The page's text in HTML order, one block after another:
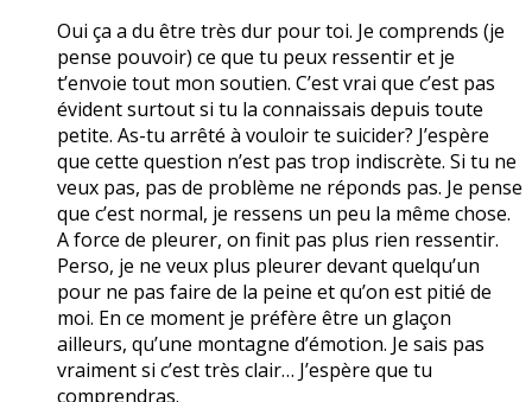
Oui ça a du être très dur pour toi. Je comprends (je
pense pouvoir) ce que tu peux ressentir et je
t’envoie tout mon soutien. C’est vrai que c’est pas
évident surtout si tu la connaissais depuis toute
petite. As-tu arrêté à vouloir te suicider? J’espère
que cette question n’est pas trop indiscrète. Si tu ne
veux pas, pas de problème ne réponds pas. Je pense
que c’est normal, je ressens un peu la même chose.
A force de pleurer, on finit pas plus rien ressentir.
Perso, je ne veux plus pleurer devant quelqu’un
pour ne pas faire de la peine et qu’on est pitié de
moi. En ce moment je préfère être un glaçon
ailleurs, qu’une montagne d’émotion. Je sais pas
vraiment si c’est très clair… J’espère que tu
comprendras.